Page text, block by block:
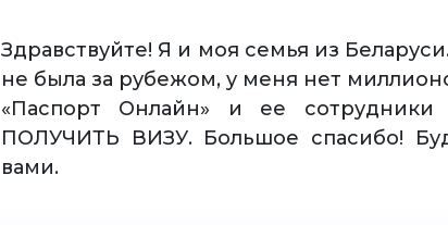
Здравствуйте! Я и моя семья из
не была за рубежом, у меня нет
«Паспорт Онлайн» и ее
ПОЛУЧИТЬ ВИЗУ. Большое спасибо!
вами.